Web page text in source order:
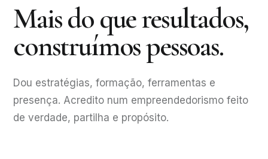
Mais do que resultados,
construímos pessoas.
Dou estratégias, formação, ferramentas e
presença. Acredito num empreendedorismo feito
de verdade, partilha e propósito.